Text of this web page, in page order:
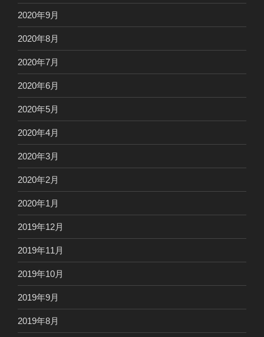
2020年9月
2020年8月
2020年7月
2020年6月
2020年5月
2020年4月
2020年3月
2020年2月
2020年1月
2019年12月
2019年11月
2019年10月
2019年9月
2019年8月